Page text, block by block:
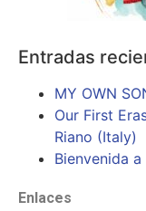
Entradas
MY OWN
Our First
Riano (Italy)
Bienvenida
Enlaces